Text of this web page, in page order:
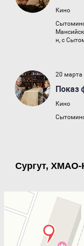
Сургут, ХМАО-